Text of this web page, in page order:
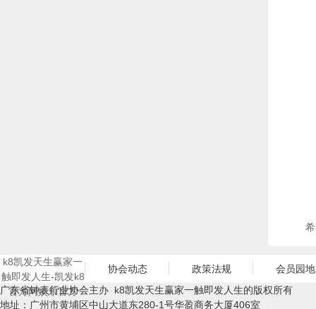
k8凯发天生赢家一
触即发人生-凯发k8
官方网娱乐官方
协会动态 政策法规
会员园地
广东省钟表行业协会主办 k8凯发天生赢家一触即发人生的版权所有
地址：广州市黄埔区中山大道东280-1号华盈商务大厦406室